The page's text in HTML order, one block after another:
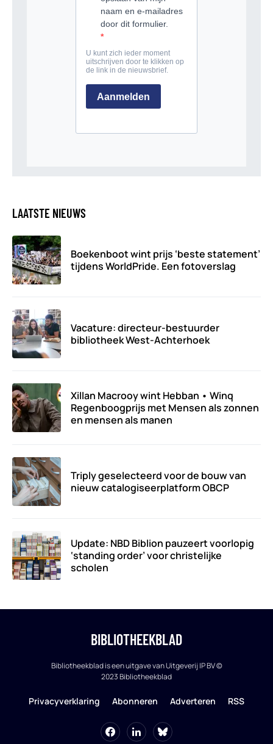
LAATSTE NIEUWS
Boekenboot wint prijs ‘beste statement’
tijdens WorldPride. Een fotoverslag
Vacature: directeur-bestuurder
bibliotheek West-Achterhoek
Xillan Macrooy wint Hebban • Winq
Regenboogprijs met Mensen als zonnen
en mensen als manen
Triply geselecteerd voor de bouw van
nieuw catalogiseerplatform OBCP
Update: NBD Biblion pauzeert voorlopig
‘standing order’ voor christelijke
scholen
BIBLIOTHEEKBLAD
Bibliotheekblad is een uitgave van Uitgeverij IP BV ©
2023 Bibliotheekblad
Privacyverklaring Abonneren Adverteren RSS